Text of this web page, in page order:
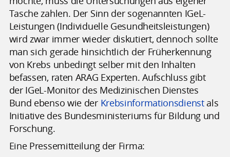
Tasche zahlen. Der Sinn der sogenannten IGeL-
Leistungen (Individuelle Gesundheitsleistungen)
wird zwar immer wieder diskutiert, dennoch sollte
man sich gerade hinsichtlich der Früherkennung
von Krebs unbedingt selber mit den Inhalten
befassen, raten ARAG Experten. Aufschluss gibt
der IGeL-Monitor des Medizinischen Dienstes
Bund ebenso wie der Krebsinformationsdienstals
Initiative des Bundesministeriums für Bildung und
Forschung.
Eine Pressemitteilung der Firma: